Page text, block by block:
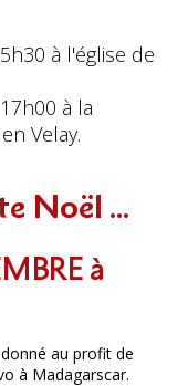
à l'église de
à la
Velay.
Noël ...
à
au profit de
à Madagarscar.